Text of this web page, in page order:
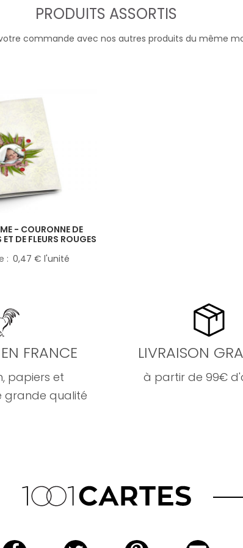
PRODUITS ASSORTIS
commande avec nos autres produits du même
- COURONNE DE
ET DE FLEURS ROUGES
0,47 € l'unité
FRANCE
papiers et
grande qualité
LIVRAISON
à partir de 99€